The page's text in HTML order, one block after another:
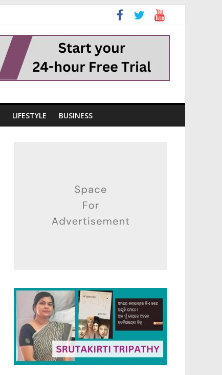
LIFESTYLE BUSINESS